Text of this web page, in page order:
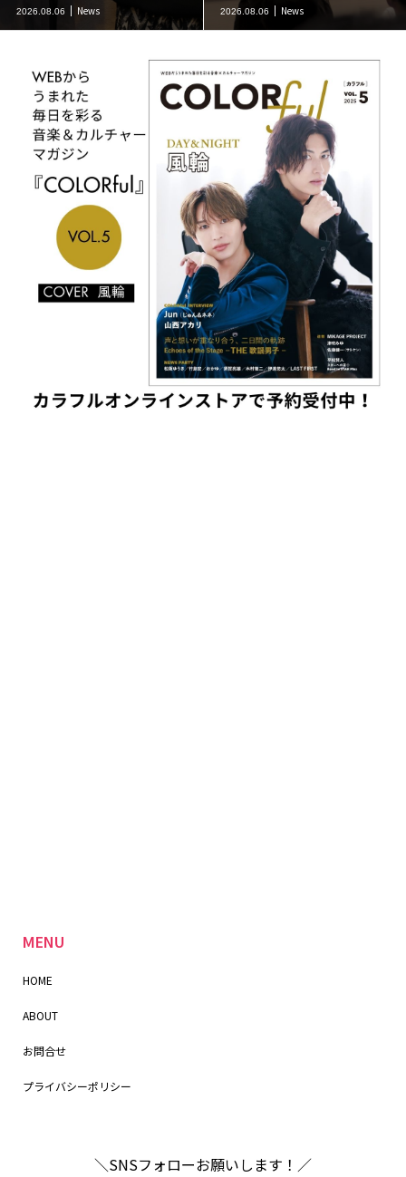
2026.08.06 News 2026.08.06 News
MENU
HOME
ABOUT
お問合せ
プライバシーポリシー
＼SNSフォローお願いします！／